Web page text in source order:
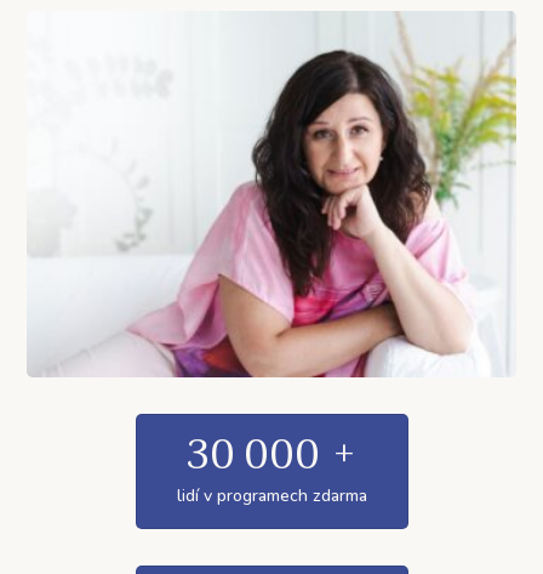
30 000 +
lidí v programech zdarma